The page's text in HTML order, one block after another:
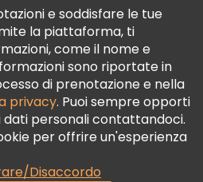
e soddisfare le tue
la piattaforma, ti
come il nome e
sono riportate in
di prenotazione e nella
privacy. Puoi sempre opporti
personali contattandoci.
per offrire un'esperienza
Disaccordo